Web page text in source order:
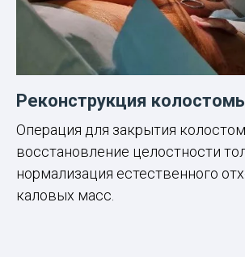
Реконструкция
Операция для закрытия
восстановление целостности
нормализация естественного
каловых масс.